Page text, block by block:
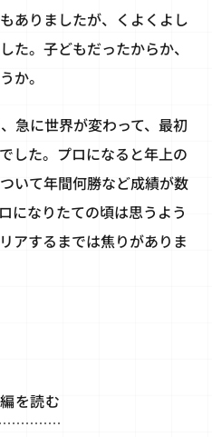
ありましたが、くよくよし
た。子どもだったからか、
か。
急に世界が変わって、最初
した。プロになると年上の
いて年間何勝など成績が数
になりたての頃は思うよう
アするまでは焦りがありま
を読む